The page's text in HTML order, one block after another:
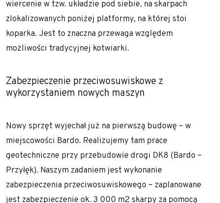
Gwoździe gruntowe
Ściągi gruntowe
Siatki stalowe – zabezpieczenie zboczy
Przesłony przeciwfiltracyjne i iniekcje gruntu
Jet grouting – wzmacnianie gruntu
Przesłony DSM
Wypełnianie pustek
Prace tunelowe
Pale i mikropale geotermalne
wiercenie w tzw. układzie pod siebie, na skarpach
zlokalizowanych poniżej platformy, na której stoi
koparka. Jest to znaczna przewaga względem
możliwości tradycyjnej kotwiarki.
Zabezpieczenie przeciwosuwiskowe z
wykorzystaniem nowych maszyn
Nowy sprzęt wyjechał już na pierwszą budowę – w
miejscowości Bardo. Realizujemy tam prace
geotechniczne przy przebudowie drogi DK8 (Bardo –
Przyłęk). Naszym zadaniem jest wykonanie
zabezpieczenia przeciwosuwiskowego – zaplanowane
jest zabezpieczenie ok. 3 000 m2 skarpy za pomocą